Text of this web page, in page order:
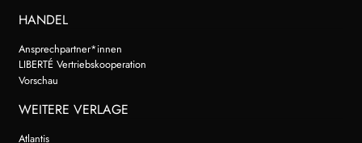
HANDEL
Ansprechpartner*innen
LIBERTÉ Vertriebskooperation
Vorschau
WEITERE VERLAGE
Atlantis